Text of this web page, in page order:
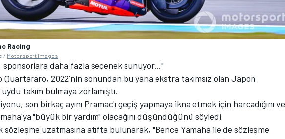
Racing
/ Motorsport Images
daha fazla seçenek sunuyor..."
Quartararo, 2022'nin sonundan bu yana ekstra takımsız olan Japon
takım bulmaya zorlamıştı.
son birkaç ayını Pramac'ı geçiş yapmaya ikna etmek için harcadığını ve
"büyük bir yardım" olacağını düşündüğünü söyledi.
sözleşme uzatmasına atıfta bulunarak, "Bence Yamaha ile de sözleşme